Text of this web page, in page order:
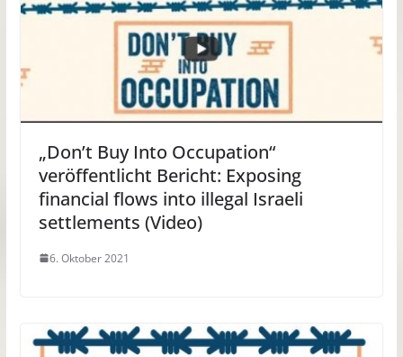
„Don’t Buy Into Occupation“
veröffentlicht Bericht: Exposing
financial flows into illegal Israeli
settlements (Video)
6. Oktober 2021